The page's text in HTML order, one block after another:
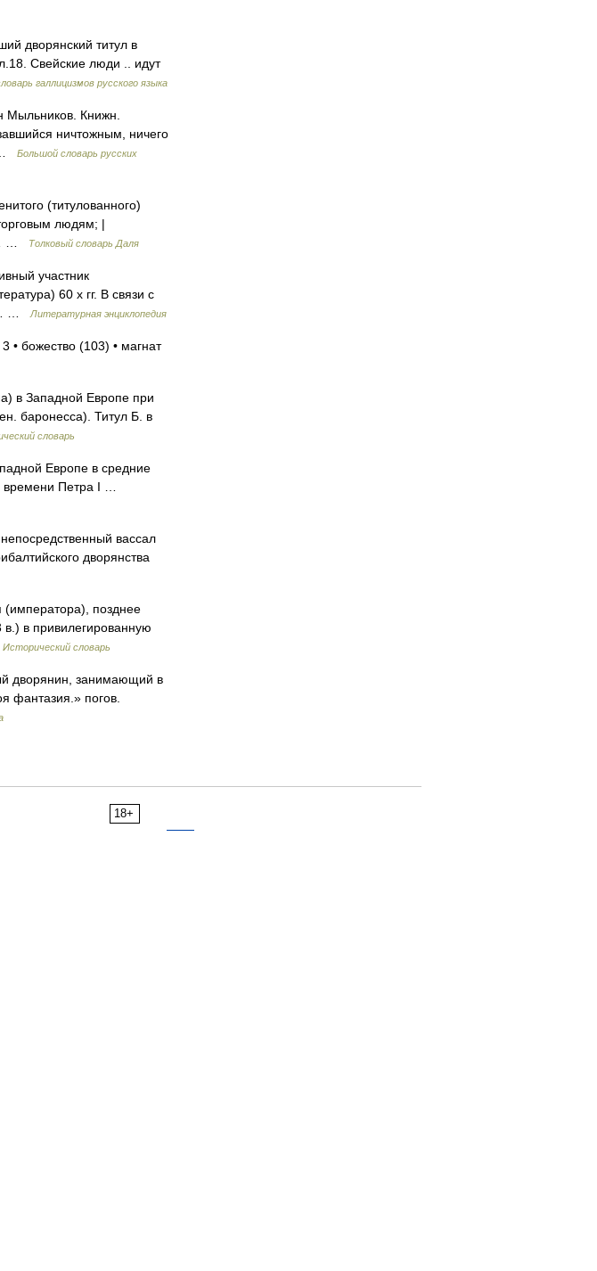
дворянский титул в
Свейские люди .. идут
галлицизмов русского языка
Книжн.
ничтожным, ничего
…
Большой словарь русских
(титулованного)
людям; |
…
Толковый словарь Даля
участник
60 х гг. В связи с
…
Литературная энциклопедия
• божество (103) • магнат
в Западной Европе при
баронесса). Титул Б. в
словарь
Европе в средние
времени Петра I …
вассал
дворянства
(императора), позднее
в привилегированную
Исторический словарь
дворянин, занимающий в
фантазия.» погов.
18+